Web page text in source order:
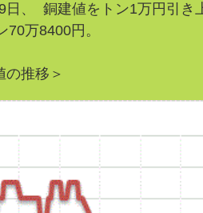
日、  銅建値をトン1万円引き
70万8400円。
の推移＞